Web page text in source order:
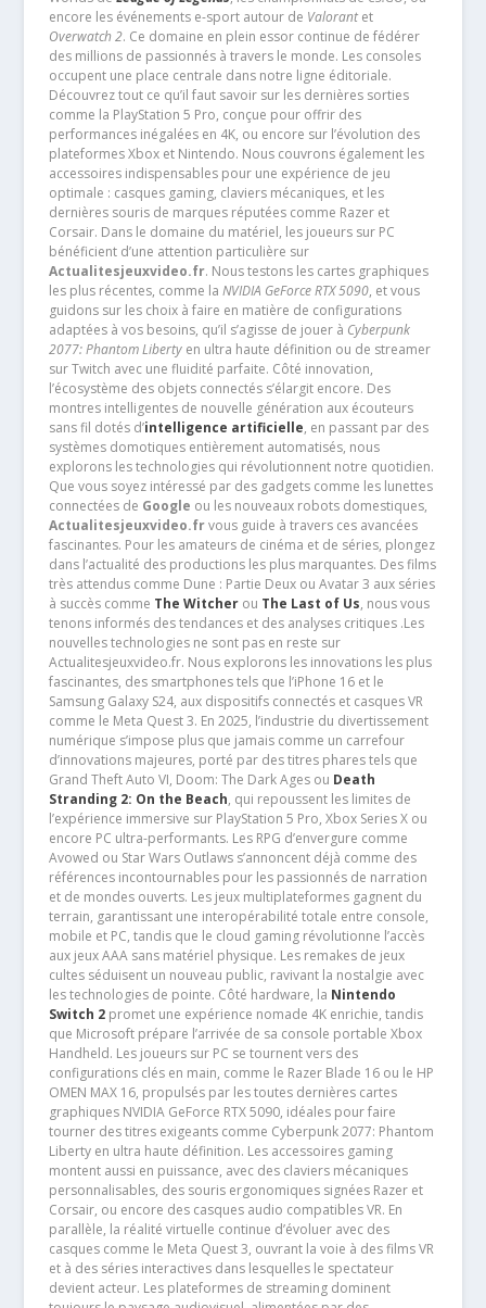
encore les événements e-sport autour de Valorantet
Overwatch 2. Ce domaine en plein essor continue de fédérer
des millions de passionnés à travers le monde. Les consoles
occupent une place centrale dans notre ligne éditoriale.
Découvrez tout ce qu’il faut savoir sur les dernières sorties
comme la PlayStation 5 Pro, conçue pour offrir des
performances inégalées en 4K, ou encore sur l’évolution des
plateformes Xbox et Nintendo. Nous couvrons également les
accessoires indispensables pour une expérience de jeu
optimale : casques gaming, claviers mécaniques, et les
dernières souris de marques réputées comme Razer et
Corsair. Dans le domaine du matériel, les joueurs sur PC
bénéficient d’une attention particulière sur
Actualitesjeuxvideo.fr. Nous testons les cartes graphiques
les plus récentes, comme la NVIDIA GeForce RTX 5090, et vous
guidons sur les choix à faire en matière de configurations
adaptées à vos besoins, qu’il s’agisse de jouer à Cyberpunk
2077: Phantom Libertyen ultra haute définition ou de streamer
sur Twitch avec une fluidité parfaite. Côté innovation,
l’écosystème des objets connectés s’élargit encore. Des
montres intelligentes de nouvelle génération aux écouteurs
sans fil dotés d’intelligence artificielle, en passant par des
systèmes domotiques entièrement automatisés, nous
explorons les technologies qui révolutionnent notre quotidien.
Que vous soyez intéressé par des gadgets comme les lunettes
connectées de Google ou les nouveaux robots domestiques,
Actualitesjeuxvideo.frvous guide à travers ces avancées
fascinantes. Pour les amateurs de cinéma et de séries, plongez
dans l’actualité des productions les plus marquantes. Des films
très attendus comme Dune : Partie Deux ou Avatar 3 aux séries
à succès comme The Witcherou The Last of Us, nous vous
tenons informés des tendances et des analyses critiques .Les
nouvelles technologies ne sont pas en reste sur
Actualitesjeuxvideo.fr. Nous explorons les innovations les plus
fascinantes, des smartphones tels que l’iPhone 16 et le
Samsung Galaxy S24, aux dispositifs connectés et casques VR
comme le Meta Quest 3. En 2025, l’industrie du divertissement
numérique s’impose plus que jamais comme un carrefour
d’innovations majeures, porté par des titres phares tels que
Grand Theft Auto VI, Doom: The Dark Ages ou Death
Stranding 2: On the Beach, qui repoussent les limites de
l’expérience immersive sur PlayStation 5 Pro, Xbox Series X ou
encore PC ultra-performants. Les RPG d’envergure comme
Avowed ou Star Wars Outlaws s’annoncent déjà comme des
références incontournables pour les passionnés de narration
et de mondes ouverts. Les jeux multiplateformes gagnent du
terrain, garantissant une interopérabilité totale entre console,
mobile et PC, tandis que le cloud gaming révolutionne l’accès
aux jeux AAA sans matériel physique. Les remakes de jeux
cultes séduisent un nouveau public, ravivant la nostalgie avec
les technologies de pointe. Côté hardware, la Nintendo
Switch 2promet une expérience nomade 4K enrichie, tandis
que Microsoft prépare l’arrivée de sa console portable Xbox
Handheld. Les joueurs sur PC se tournent vers des
configurations clés en main, comme le Razer Blade 16 ou le HP
OMEN MAX 16, propulsés par les toutes dernières cartes
graphiques NVIDIA GeForce RTX 5090, idéales pour faire
tourner des titres exigeants comme Cyberpunk 2077: Phantom
Liberty en ultra haute définition. Les accessoires gaming
montent aussi en puissance, avec des claviers mécaniques
personnalisables, des souris ergonomiques signées Razer et
Corsair, ou encore des casques audio compatibles VR. En
parallèle, la réalité virtuelle continue d’évoluer avec des
casques comme le Meta Quest 3, ouvrant la voie à des films VR
et à des séries interactives dans lesquelles le spectateur
devient acteur. Les plateformes de streaming dominent